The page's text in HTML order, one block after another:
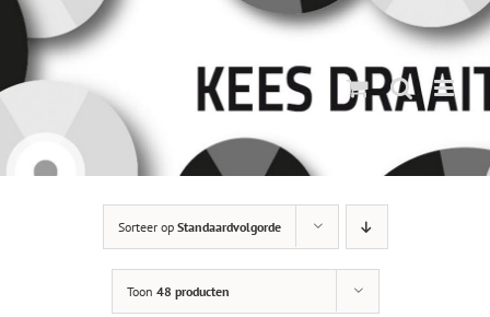
inhoud
Sorteer op Standaardvolgorde
Toon 48 producten